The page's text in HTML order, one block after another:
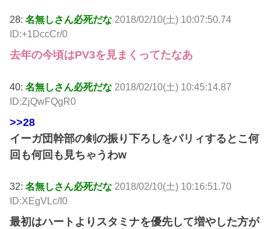
28:名無しさん必死だな 2018/02/10(土) 10:07:50.74
ID:+1DccCr/0
去年の今頃はPV3を見まくってたなあ
40:名無しさん必死だな 2018/02/10(土) 10:45:14.87
ID:ZjQwFQgR0
>>28
イーガ団幹部の剣の振り下ろしをパリィするとこ何
回も何回も見ちゃうわw
32:名無しさん必死だな 2018/02/10(土) 10:16:51.70
ID:XEgVLc/I0
最初はハートよりスタミナを優先して増やした方が